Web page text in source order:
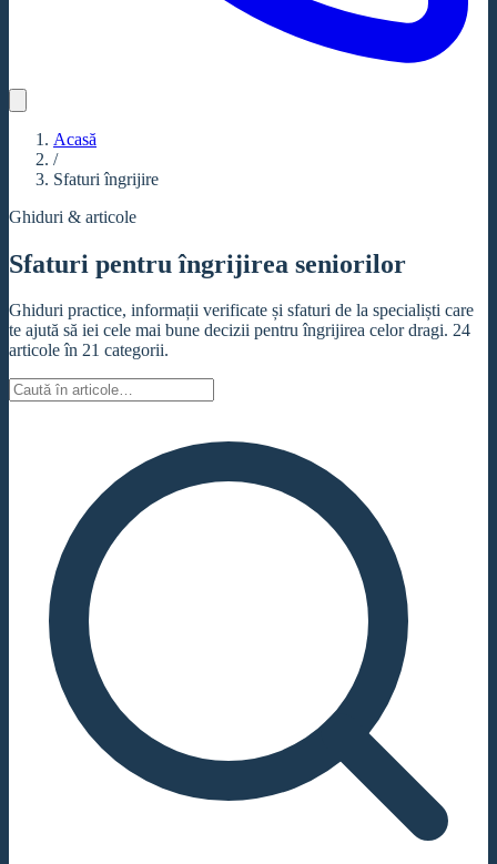
Acasă
/
Sfaturi îngrijire
Ghiduri & articole
Sfaturi pentru îngrijirea seniorilor
Ghiduri practice, informații verificate și sfaturi de la specialiști care
te ajută să iei cele mai bune decizii pentru îngrijirea celor dragi. 24
articole în 21 categorii.